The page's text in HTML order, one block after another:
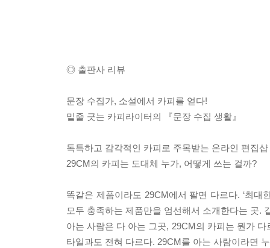
◎ 출판사 리뷰
문장 수집가, 소설에서 카피를 얻다!
밑줄 긋는 카피라이터의 『문장 수집 생활』
독특하고 감각적인 카피로 주목받는 온라인 편집샵
29CM의 카피는 도대체 누가, 어떻게 쓰는 걸까?
똑같은 제품이라도 29CM에서 팔면 다르다. ‘최
모두 충족하는 제품만을 엄선해서 소개한다는 곳.
아는 사람은 다 아는 그곳, 29CM의 카피는 뭔가
타일과도 전혀 다르다. 29CM를 아는 사람이라면